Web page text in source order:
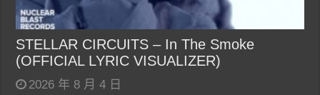
STELLAR CIRCUITS – In The Smoke
(OFFICIAL LYRIC VISUALIZER)
2026 年 8 月 4 日